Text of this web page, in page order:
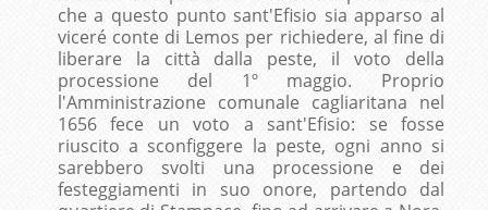
che a questo punto sant'Efisio sia apparso al
viceré conte di Lemos per richiedere, al fine di
liberare la città dalla peste, il voto della
processione del 1º maggio. Proprio
l'Amministrazione comunale cagliaritana nel
1656 fece un voto a sant'Efisio: se fosse
riuscito a sconfiggere la peste, ogni anno si
sarebbero svolti una processione e dei
festeggiamenti in suo onore, partendo dal